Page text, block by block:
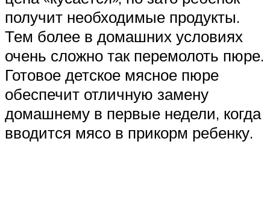
получит необходимые продукты.
Тем более в домашних условиях
очень сложно так перемолоть пюре.
Готовое детское мясное пюре
обеспечит отличную замену
домашнему в первые недели, когда
вводится мясо в прикорм ребенку.